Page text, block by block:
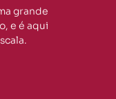
grande
e é aqui